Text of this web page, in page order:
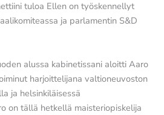
tuloa Ellen on työskennellyt
ja parlamentin S&D
alussa kabinetissani aloitti Aaro
harjoittelijana valtioneuvoston
ja helsinkiläisessä
on tällä hetkellä maisteriopiskelija